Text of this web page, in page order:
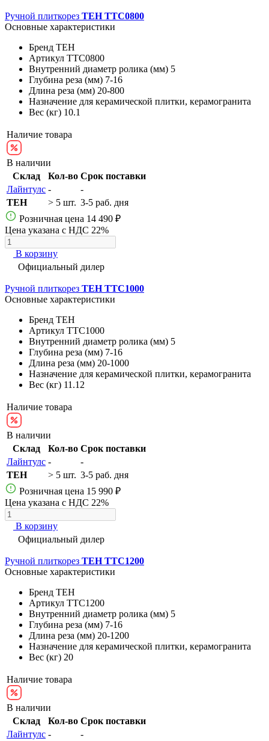
Ручной плиткорез TEH TTC0800
Основные характеристики
Бренд TEH
Артикул TTC0800
Внутренний диаметр ролика (мм) 5
Глубина реза (мм) 7-16
Длина реза (мм) 20-800
Назначение для керамической плитки, керамогранита
Вес (кг) 10.1
Наличие товара
В наличии
Склад
Кол-во Срок поставки
Лайнтулс -
-
TEH
> 5 шт. 3-5 раб. дня
Розничная цена 14 490 ₽
Цена указана с НДС 22%
В корзину
Официальный дилер
Ручной плиткорез TEH TTC1000
Основные характеристики
Бренд TEH
Артикул TTC1000
Внутренний диаметр ролика (мм) 5
Глубина реза (мм) 7-16
Длина реза (мм) 20-1000
Назначение для керамической плитки, керамогранита
Вес (кг) 11.12
Наличие товара
В наличии
Склад
Кол-во Срок поставки
Лайнтулс -
-
TEH
> 5 шт. 3-5 раб. дня
Розничная цена 15 990 ₽
Цена указана с НДС 22%
В корзину
Официальный дилер
Ручной плиткорез TEH TTC1200
Основные характеристики
Бренд TEH
Артикул TTC1200
Внутренний диаметр ролика (мм) 5
Глубина реза (мм) 7-16
Длина реза (мм) 20-1200
Назначение для керамической плитки, керамогранита
Вес (кг) 20
Наличие товара
В наличии
Склад
Кол-во Срок поставки
Лайнтулс -
-